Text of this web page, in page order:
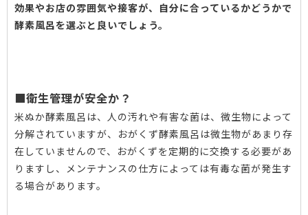
効果やお店の雰囲気や接客が、自分に合っているかどうかで
酵素風呂を選ぶと良いでしょう。
■衛生管理が安全か？
米ぬか酵素風呂は、人の汚れや有害な菌は、微生物によって
分解されていますが、おがくず酵素風呂は微生物があまり存
在していませんので、おがくずを定期的に交換する必要があ
りますし、メンテナンスの仕方によっては有毒な菌が発生す
る場合があります。